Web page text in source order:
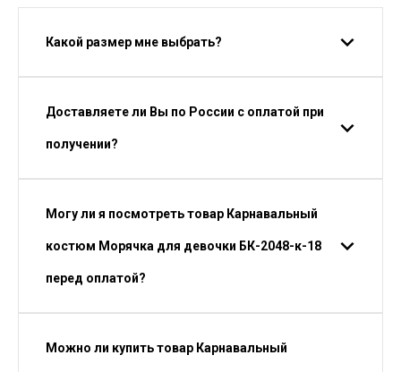
Какой размер мне выбрать?
Доставляете ли Вы по России с оплатой при
получении?
Могу ли я посмотреть товар Карнавальный
костюм Морячка для девочки БК-2048-к-18
перед оплатой?
Можно ли купить товар Карнавальный